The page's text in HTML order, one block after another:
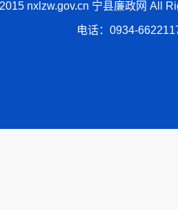
nxlzw.gov.cn 宁县廉政网 All
电话：0934-